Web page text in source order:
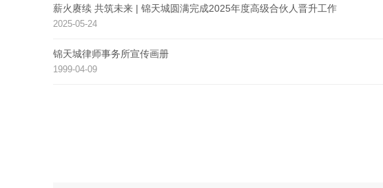
薪火赓续 共筑未来 | 锦天城圆满完成2025年度高级合伙人晋升工作
2025-05-24
锦天城律师事务所宣传画册
1999-04-09